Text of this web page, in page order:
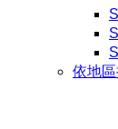
依地